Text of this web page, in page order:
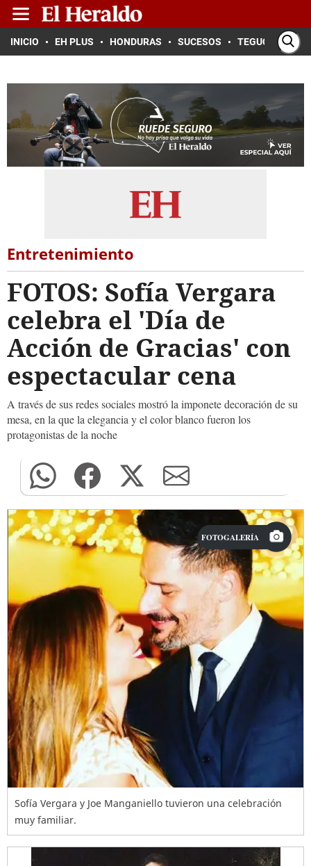
INICIO EH PLUS HONDURAS SUCESOS TEGUCIGALPA
Entretenimiento
FOTOS: Sofía Vergara
celebra el 'Día de
Acción de Gracias' con
espectacular cena
A través de sus redes sociales mostró la imponete decoración de su
mesa, en la que la elegancia y el color blanco fueron los
protagonistas de la noche
FOTOGALERÍA
Sofía Vergara y Joe Manganiello tuvieron una celebración
muy familiar.